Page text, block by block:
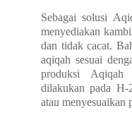
Sebagai solusi
menyediakan
dan tidak cacat.
aqiqah sesuai
produksi
dilakukan pada H-
atau menyesuaikan